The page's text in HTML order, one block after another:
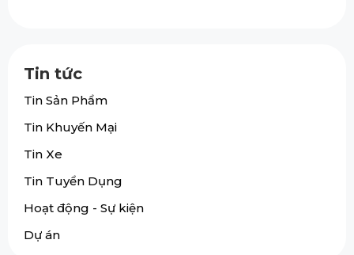
Tin tức
Tin Sản Phẩm
Tin Khuyến Mại
Tin Xe
Tin Tuyển Dụng
Hoạt động - Sự kiện
Dự án